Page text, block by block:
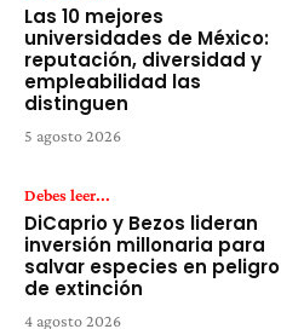
Las 10 mejores
universidades de México:
reputación, diversidad y
empleabilidad las
distinguen
5 agosto 2026
Debes leer...
DiCaprio y Bezos lideran
inversión millonaria para
salvar especies en peligro
de extinción
4 agosto 2026